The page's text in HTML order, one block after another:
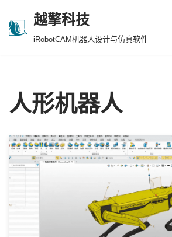
跳
越擎科技
iRobotCAM机器人设计与仿真软件
人形机器人